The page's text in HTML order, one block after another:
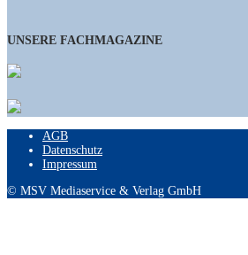
UNSERE FACHMAGAZINE
AGB
Datenschutz
Impressum
© MSV Mediaservice & Verlag GmbH